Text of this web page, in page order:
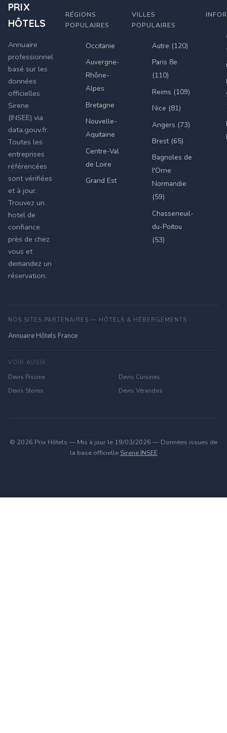
PRIX
HÔTELS
Annuaire
professionnel
basé sur les
données
officielles
Sirene
(INSEE) via
data.gouv.fr.
Toutes les
entreprises
référencées
sont vérifiées
et à jour.
Trouvez un
hotel de
confiance
près de chez
vous et
demandez un
réservation.
RÉGIONS
POPULAIRES
Occitanie
Auvergne-
Rhône-
Alpes
Bretagne
Nouvelle-
Aquitaine
Centre-Val
de Loire
Grand Est
VILLES
POPULAIRES
Autre (120)
Paris 8e
(110)
Reims (109)
Nice (81)
Angers (73)
Brest (65)
Bagnoles de
l'Orne
Normandie
(59)
Chasseneuil-
du-Poitou
(53)
NOS SITES PARTENAIRES — HÔTELS & HÉBERGEMENTS
Annuaire Hôtels France
VOIR AUSSI
Devis Piscine
Devis Cuisines
Devis Stores
Devis Vérandas
© 2026 Prix Hôtels — Mis à jour le 19/03/2026 — Données issues de
la base officielle Sirene INSEE